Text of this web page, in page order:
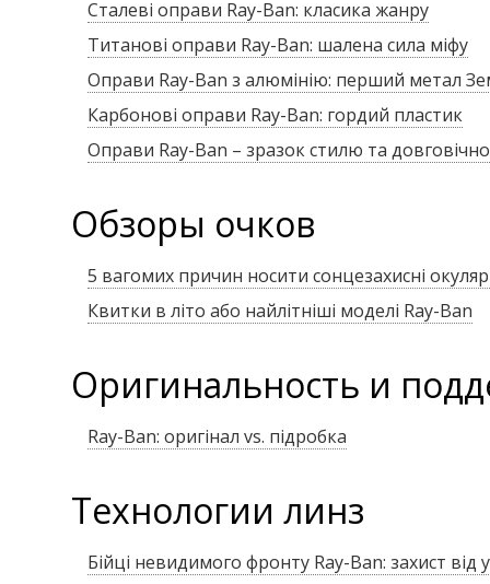
Сталеві оправи Ray-Ban: класика жанру
Титанові оправи Ray-Ban: шалена сила міфу
Оправи Ray-Ban з алюмінію: перший метал
Карбонові оправи Ray-Ban: гордий пластик
Оправи Ray-Ban – зразок стилю та
Обзоры очков
5 вагомих причин носити сонцезахисні
Квитки в літо або найлітніші моделі Ray-Ban
Оригинальность и
Ray-Ban: оригінал vs. підробка
Технологии линз
Бійці невидимого фронту Ray-Ban: захист від